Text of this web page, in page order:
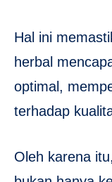
Hal ini
herbal
optimal,
terhadap
Oleh karena